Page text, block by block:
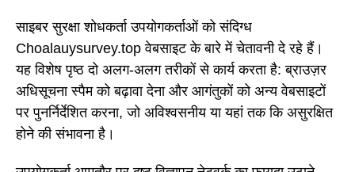
साइबर सुरक्षा शोधकर्ता उपयोगकर्ताओं को संदिग्ध
Choalauysurvey.top वेबसाइट के बारे में चेतावनी दे रहे हैं।
यह विशेष पृष्ठ दो अलग-अलग तरीकों से कार्य करता है: ब्राउज़र
अधिसूचना स्पैम को बढ़ावा देना और आगंतुकों को अन्य वेबसाइटों
पर पुनर्निर्देशित करना, जो अविश्वसनीय या यहां तक कि असुरक्षित
होने की संभावना है।